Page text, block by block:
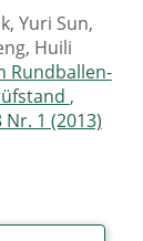
Yuri Sun,
Huili
Rundballen-
,
1 (2013)